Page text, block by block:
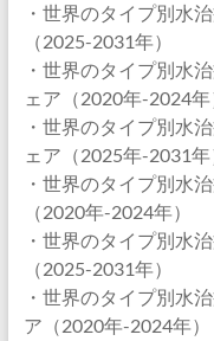
・世界のタイプ別水
（2025-2031年）
・世界のタイプ別水
ェア（2020年-2024年
・世界のタイプ別水
ェア（2025年-2031年
・世界のタイプ別水
（2020年-2024年）
・世界のタイプ別水
（2025-2031年）
・世界のタイプ別水
ア（2020年-2024年）